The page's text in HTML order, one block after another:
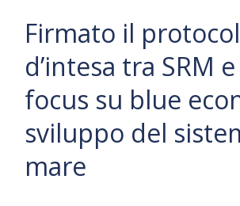
Firmato il
d’intesa tra SRM
focus su blue
sviluppo del
mare